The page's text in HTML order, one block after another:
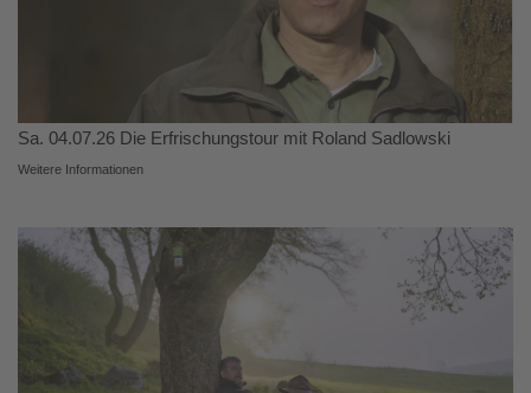
Sa. 04.07.26 Die Erfrischungstour mit Roland Sadlowski
Weitere Informationen